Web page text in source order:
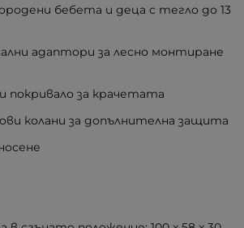
бебета и деца с тегло до 13
адаптори за лесно монтиране
покривало за крачетата
колани за допълнителна защита